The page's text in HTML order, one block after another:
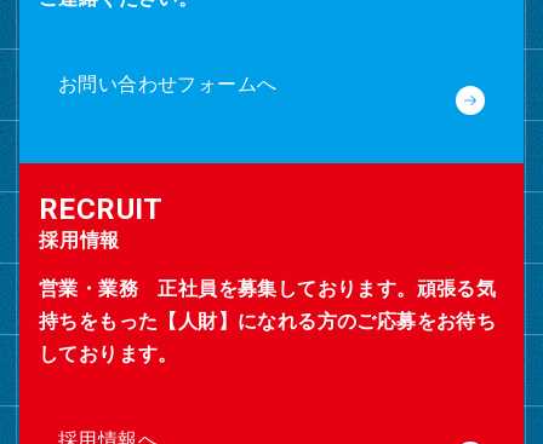
お問い合わせフォームへ
採用情報
営業・業務 正社員を募集しております。頑張る気
持ちをもった【人財】になれる方のご応募をお待ち
しております。
採用情報へ